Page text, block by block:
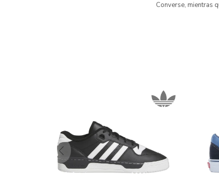
Converse, mientras